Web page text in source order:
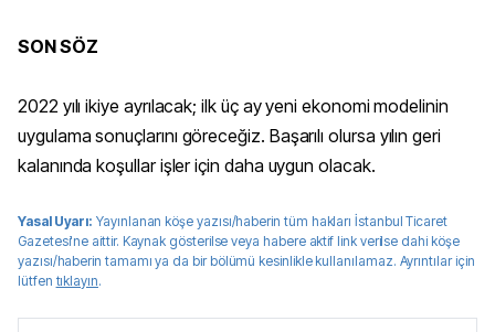
SON SÖZ
2022 yılı ikiye ayrılacak; ilk üç ay yeni ekonomi modelinin
uygulama sonuçlarını göreceğiz. Başarılı olursa yılın geri
kalanında koşullar işler için daha uygun olacak.
Yasal Uyarı: Yayınlanan köşe yazısı/haberin tüm haklarıİstanbul Ticaret
Gazetesi'ne aittir. Kaynak gösterilse veya habere aktif link verilse dahi köşe
yazısı/haberin tamamı ya da bir bölümü kesinlikle kullanılamaz. Ayrıntılar için
lütfen tıklayın.